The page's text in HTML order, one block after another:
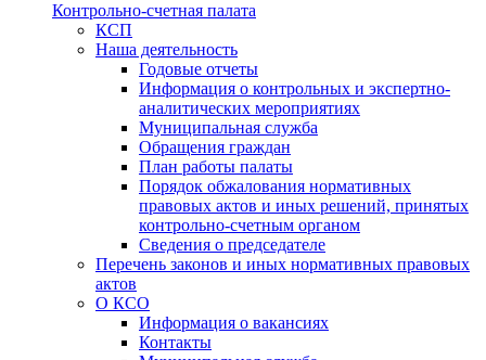
Контрольно-счетная палата
КСП
Наша деятельность
Годовые отчеты
Информация о контрольных и экспертно-
аналитических мероприятиях
Муниципальная служба
Обращения граждан
План работы палаты
Порядок обжалования нормативных
правовых актов и иных решений, принятых
контрольно-счетным органом
Сведения о председателе
Перечень законов и иных нормативных правовых
актов
О КСО
Информация о вакансиях
Контакты